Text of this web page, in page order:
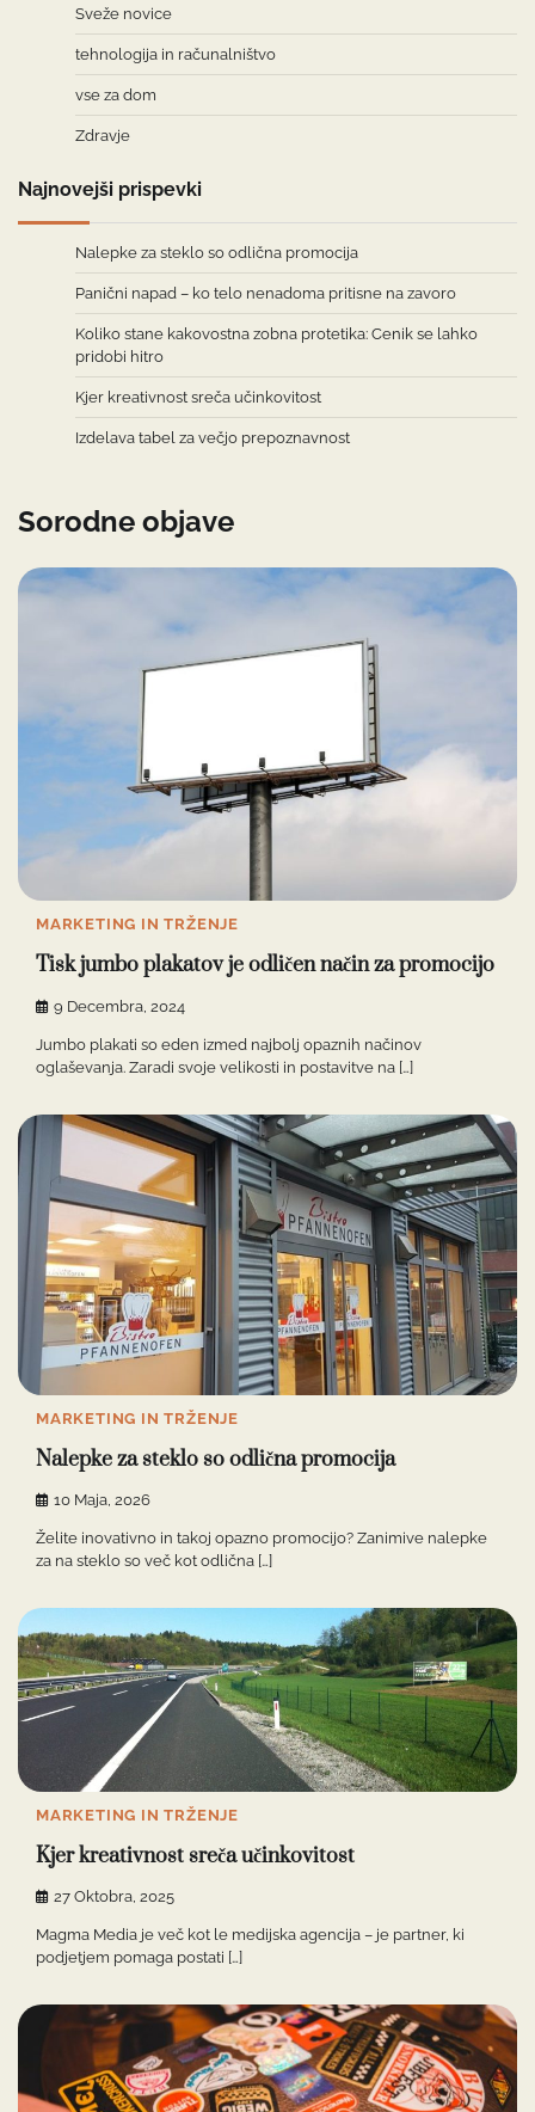
Sveže novice
tehnologija in računalništvo
vse za dom
Zdravje
Najnovejši prispevki
Nalepke za steklo so odlična promocija
Panični napad – ko telo nenadoma pritisne na zavoro
Koliko stane kakovostna zobna protetika: Cenik se lahko
pridobi hitro
Kjer kreativnost sreča učinkovitost
Izdelava tabel za večjo prepoznavnost
Sorodne objave
MARKETING IN TRŽENJE
Tisk jumbo plakatov je odličen način za promocijo
9 Decembra, 2024
Jumbo plakati so eden izmed najbolj opaznih načinov
oglaševanja. Zaradi svoje velikosti in postavitve na […]
MARKETING IN TRŽENJE
Nalepke za steklo so odlična promocija
10 Maja, 2026
Želite inovativno in takoj opazno promocijo? Zanimive nalepke
za na steklo so več kot odlična […]
MARKETING IN TRŽENJE
Kjer kreativnost sreča učinkovitost
27 Oktobra, 2025
Magma Media je več kot le medijska agencija – je partner, ki
podjetjem pomaga postati […]